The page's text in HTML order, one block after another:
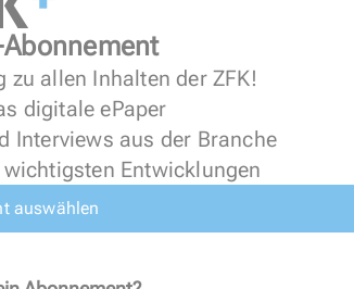
zu allen Inhalten der ZFK!
digitale ePaper
Interviews aus der Branche
Entwicklungen
auswählen